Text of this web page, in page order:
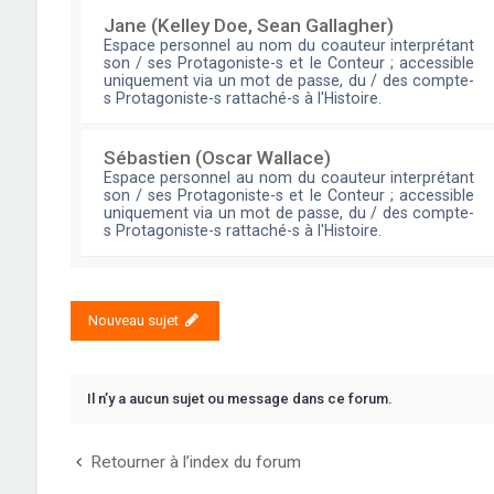
Jane (Kelley Doe, Sean Gallagher)
Espace personnel au nom du coauteur interprétant
son / ses Protagoniste-s et le Conteur ; accessible
uniquement via un mot de passe, du / des compte-
s Protagoniste-s rattaché-s à l'Histoire.
Sébastien (Oscar Wallace)
Espace personnel au nom du coauteur interprétant
son / ses Protagoniste-s et le Conteur ; accessible
uniquement via un mot de passe, du / des compte-
s Protagoniste-s rattaché-s à l'Histoire.
Nouveau sujet
Il n’y a aucun sujet ou message dans ce forum.
Retourner à l’index du forum